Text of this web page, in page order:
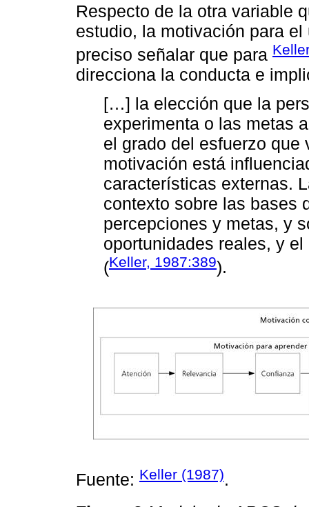
Respecto de la otra variable
estudio, la motivación para
preciso señalar que para
direcciona la conducta e
[…] la elección que la
experimenta o las metas
el grado del esfuerzo que
motivación está
características externas.
contexto sobre las bases
percepciones y metas, y
oportunidades reales, y
(Keller, 1987:389).
Fuente: Keller (1987).